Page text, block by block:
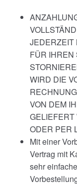
JEDERZEIT
FÜR IHREN
WIRD DIE
VON DEM
ODER PER
Mit einer
Vertrag mit
sehr